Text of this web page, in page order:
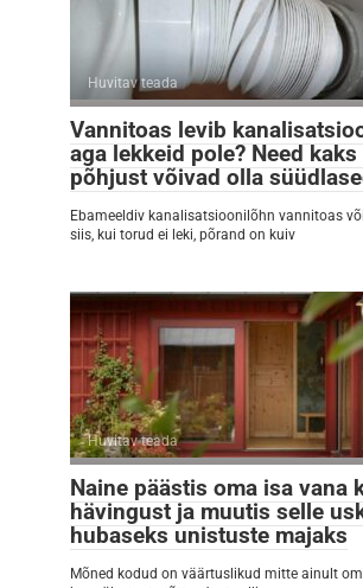
Huvitav teada
Vannitoas levib
aga lekkeid pole? Need
põhjust võivad olla
Ebameeldiv kanalisatsioonilõhn vannitoas
siis, kui torud ei leki, põrand on kuiv
Huvitav teada
Naine päästis oma isa vana
hävingust ja muutis selle
hubaseks unistuste majaks
Mõned kodud on väärtuslikud mitte ainult